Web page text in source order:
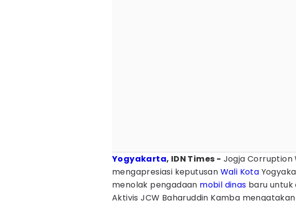
Yogyakarta, IDN Times - Jogja Corruption
mengapresiasi keputusan Wali Kota
menolak pengadaan mobil dinas baru untuk
Aktivis JCW Baharuddin Kamba